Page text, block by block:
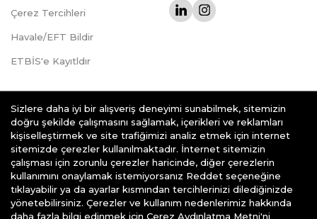
Çerez Tercihleri
Havale/EFT Bildir
ETBİS'e Kayıtldır
teknoklik.com © 2026 - Her Hakkı Saklıdır.
Sizlere daha iyi bir alışveriş deneyimi sunabilmek, sitemizin
doğru şekilde çalışmasını sağlamak, içerikleri ve reklamları
kişiselleştirmek ve site trafiğimizi analiz etmek için internet
sitemizde çerezler kullanılmaktadır. İnternet sitemizin
çalışması için zorunlu çerezler haricinde, diğer çerezlerin
kullanımını onaylamak istemiyorsanız Reddet seçeneğine
tıklayabilir ya da ayarlar kısmından tercihlerinizi dilediğinizde
yönetebilirsiniz. Çerezler ve kullanım nedenlerimiz hakkında
daha fazla bilgi edinmek için Çerez Aydınlatma Metni'ni